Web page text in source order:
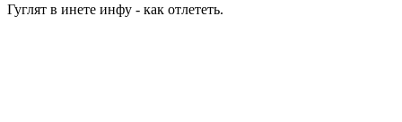
Гуглят в инете инфу - как отлететь.